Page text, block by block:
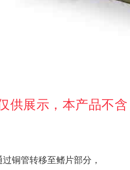
供展示，本产品不含
铜管转移至鳍片部分，